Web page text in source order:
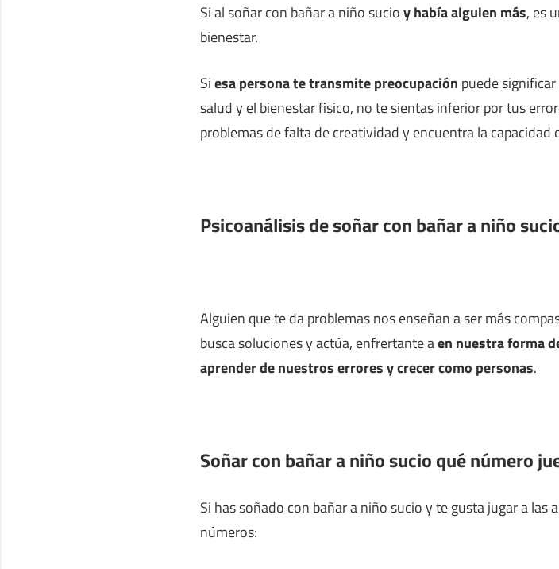
Si al soñar con bañar a niño sucioy había alguien más, es
bienestar.
Siesa persona te transmite preocupación puede
salud y el bienestar físico, no te sientas inferior por tus
problemas de falta de creatividad y encuentra la capacidad
Psicoanálisis de soñar con bañar a niño
Alguien que te da problemas nos enseñan a ser más
busca soluciones y actúa, enfrertante aen nuestra forma
aprender de nuestros errores y crecer como personas.
Soñar con bañar a niño sucio qué número
Si has soñado con bañar a niño sucio y te gusta jugar a
números: